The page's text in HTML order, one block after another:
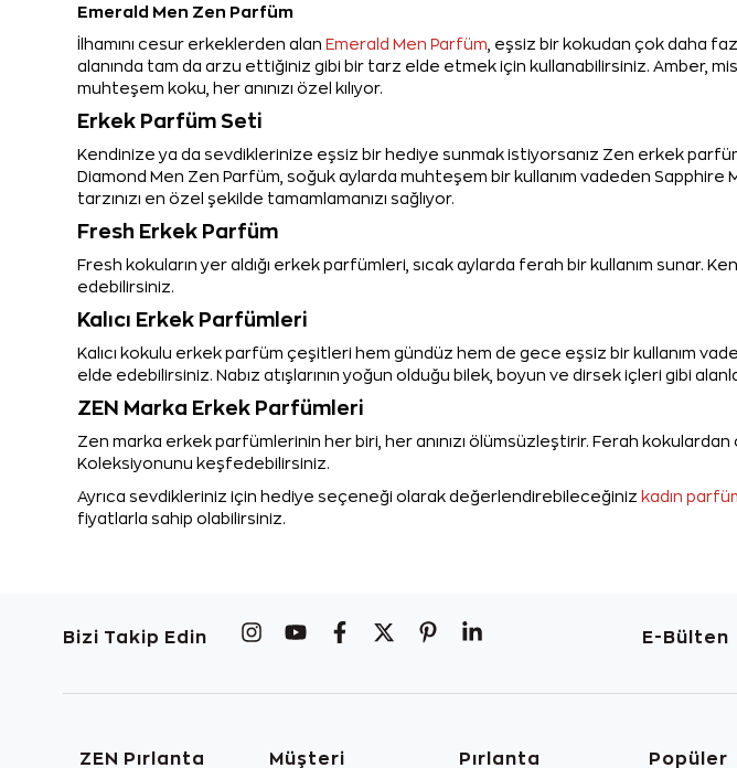
Emerald Men Zen Parfüm
İlhamını cesur erkeklerden alan Emerald Men Parfüm , eşsiz bir kokudan çok daha
alanında tam da arzu ettiğiniz gibi bir tarz elde etmek için kullanabilirsiniz. Amber,
muhteşem koku, her anınızı özel kılıyor.
Erkek Parfüm Seti
Kendinize ya da sevdiklerinize eşsiz bir hediye sunmak istiyorsanız Zen erkek
Diamond Men Zen Parfüm, soğuk aylarda muhteşem bir kullanım vadeden
tarzınızı en özel şekilde tamamlamanızı sağlıyor.
Fresh Erkek Parfüm
Fresh kokuların yer aldığı erkek parfümleri, sıcak aylarda ferah bir kullanım sunar.
edebilirsiniz.
Kalıcı Erkek Parfümleri
Kalıcı kokulu erkek parfüm çeşitleri hem gündüz hem de gece eşsiz bir kullanım
elde edebilirsiniz. Nabız atışlarının yoğun olduğu bilek, boyun ve dirsek içleri gibi
ZEN Marka Erkek Parfümleri
Zen marka erkek parfümlerinin her biri, her anınızı ölümsüzleştirir. Ferah
Koleksiyonunu keşfedebilirsiniz.
Ayrıca sevdikleriniz için hediye seçeneği olarak değerlendirebileceğiniz kadın
fiyatlarla sahip olabilirsiniz.
Bizi Takip Edin E-Bülten
ZEN Pırlanta Müşteri Pırlanta Popüler